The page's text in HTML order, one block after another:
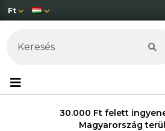
Ft
30.000 Ft felett
Magyarország